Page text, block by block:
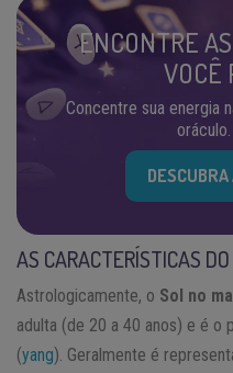
ENCONTRE
VOCÊ
Concentre sua energia
AS CARACTERÍSTICAS
Astrologicamente, o Sol no
adulta (de 20 a 40 anos) e é o
(yang). Geralmente é